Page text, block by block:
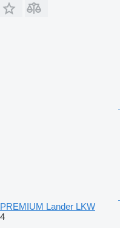
PREMIUM Lander LKW
4